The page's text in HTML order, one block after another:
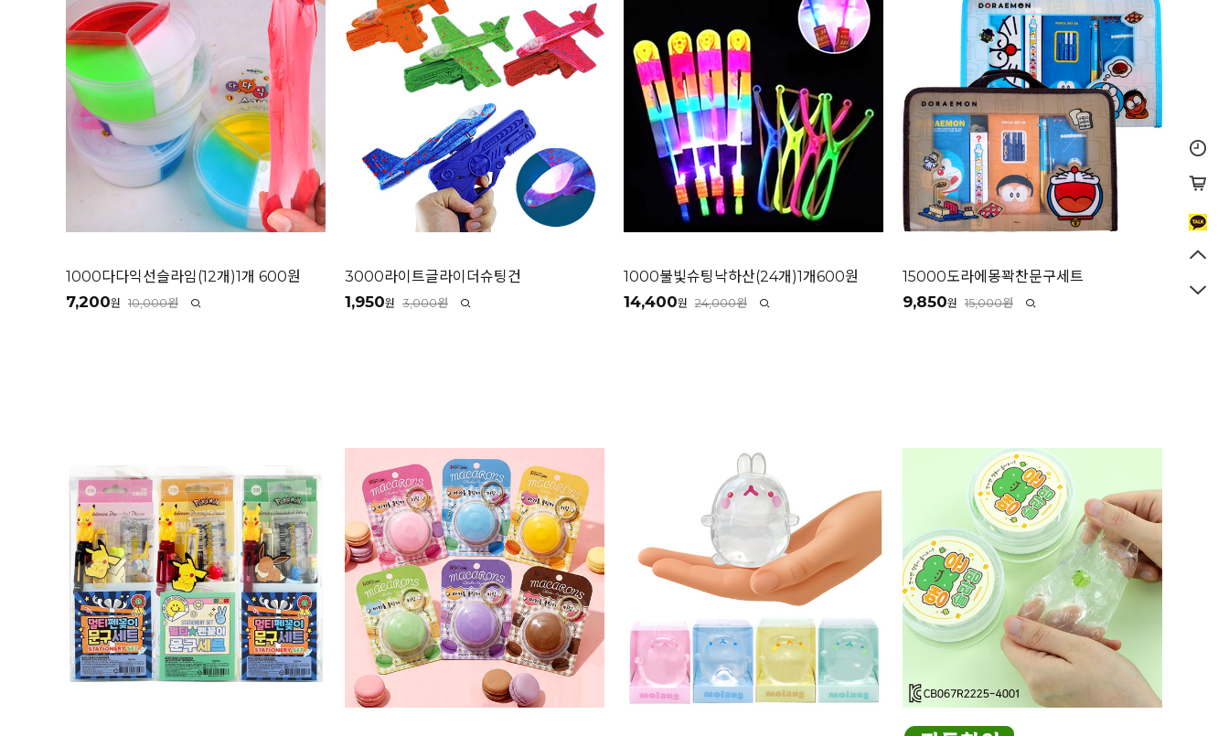
1000다다익선슬라임(12개)1개 600원
7,200원 10,000원
3000라이트글라이더슈팅건
1,950원 3,000원
1000불빛슈팅낙하산(24개)1개600원
14,400원 24,000원
15000도라에몽꽉찬문구세트
9,850원 15,000원